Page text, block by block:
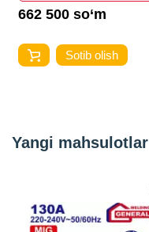
662 500 so‘m
Sotib olish
Yangi mahsulotlar